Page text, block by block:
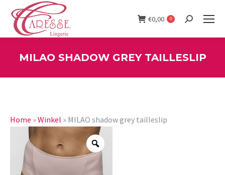
€0,00 0 Search:
MILAO SHADOW GREY TAILLESLIP
Home »Winkel » MILAO shadow grey tailleslip